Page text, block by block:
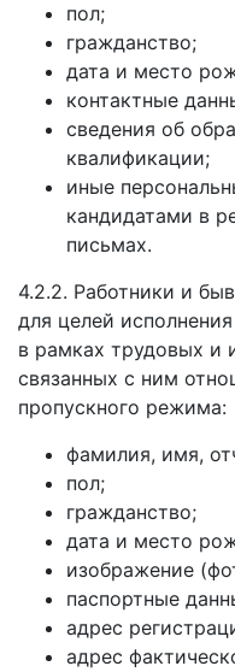
пол;
гражданство;
дата и место
контактные
сведения об
квалификации;
иные
кандидатами в
письмах.
4.2.2. Работники и
для целей
в рамках трудовых и
связанных с ним
пропускного режима:
фамилия, имя,
пол;
гражданство;
дата и место
изображение
паспортные
адрес
адрес